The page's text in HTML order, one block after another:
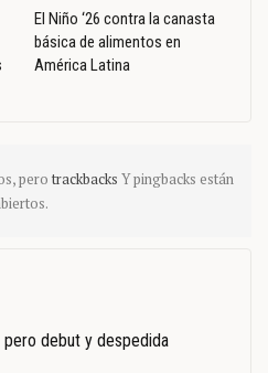
El Niño ‘26 contra la canasta
básica de alimentos en
América Latina
pero trackbacks Y pingbacks están
pero debut y despedida